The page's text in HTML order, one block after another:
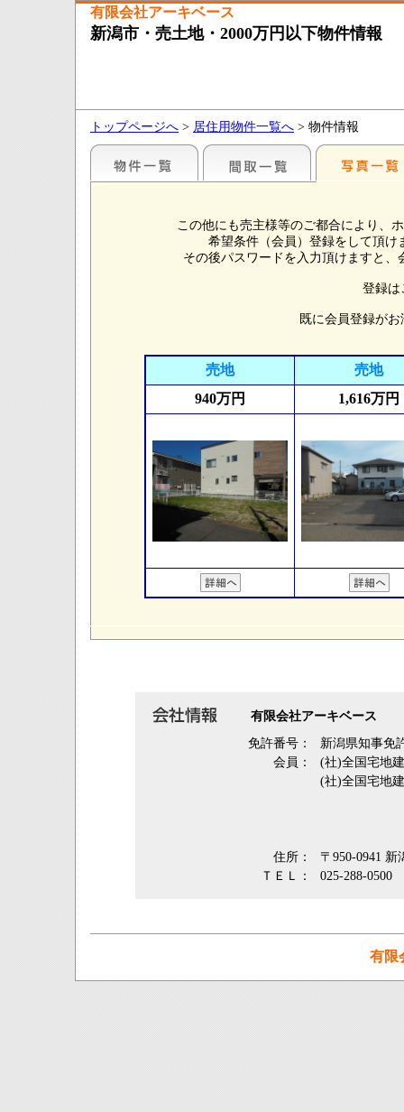
有限会社アーキベース
新潟市・売土地・2000万円以下物件情報
トップページへ > 居住用物件一覧へ > 物件情報
この他にも売主様等のご都合により、
希望条件（会員）登録をして頂
その後パスワードを入力頂けますと
登録
既に会員登録が
売地
売地
940万円
1,616万円
有限会社アーキベース
免許番号：
新潟県知事免
会員：
(社)全国宅地
(社)全国宅地
住所：
〒950-0941
ＴＥＬ：
025-288-0500
有限